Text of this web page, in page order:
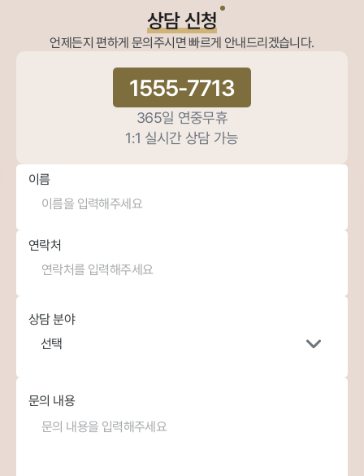
상담 신청
언제든지 편하게 문의주시면 빠르게 안내드리겠습니다.
1555-7713
365일 연중무휴
1:1 실시간 상담 가능
이름
연락처
상담 분야
선택
문의 내용